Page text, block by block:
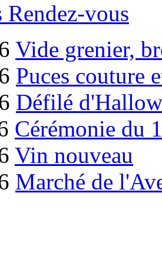
Rendez-vous
Vide grenier,
Puces couture
Défilé
Cérémonie du
Vin nouveau
Marché de